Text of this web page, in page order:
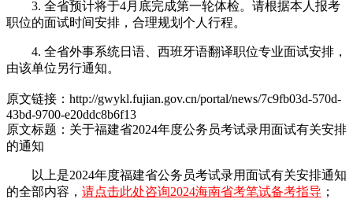
3. 全省预计将于4月底完成第一轮体检。请根据本人报考
职位的面试时间安排，合理规划个人行程。
4. 全省外事系统日语、西班牙语翻译职位专业面试安排，
由该单位另行通知。
原文链接：http://gwykl.fujian.gov.cn/portal/news/7c9fb03d-570d-
43bd-9700-e20ddc8b6f13
原文标题：关于福建省2024年度公务员考试录用面试有关安排
的通知
以上是2024年度福建省公务员考试录用面试有关安排通知
的全部内容， 请点击此处咨询2024海南省考笔试备考指导 ；